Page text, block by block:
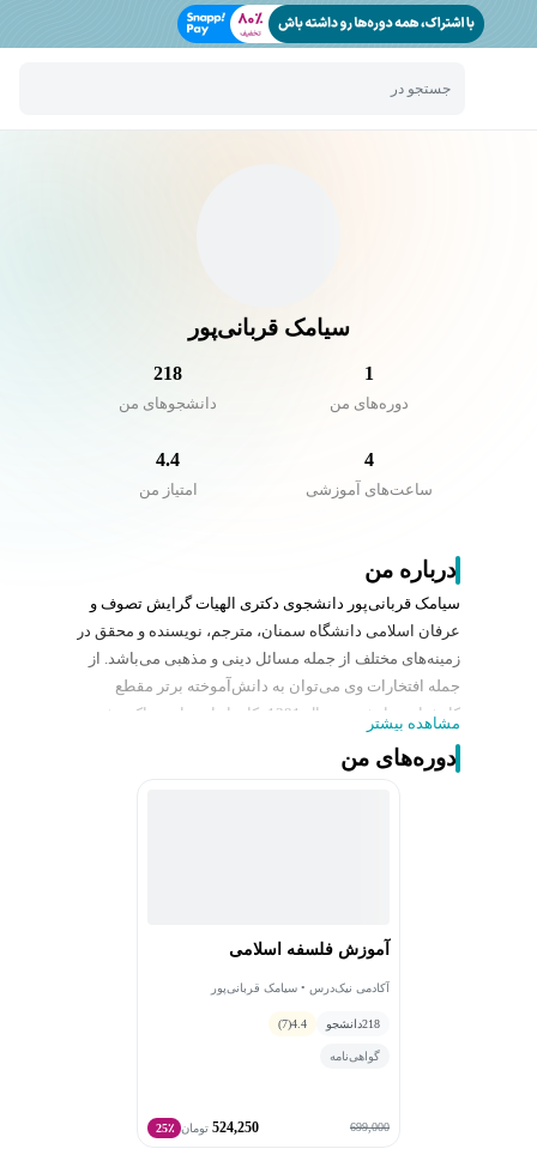
جستجو در
سیامک قربانی‌پور
1
دوره‌های من
218
دانشجو‌های من
4
ساعت‌های آموزشی
4.4
امتیاز من
درباره من
سیامک قربانی‌پور دانشجوی دکتری الهیات گرایش تصوف و
عرفان اسلامی دانشگاه سمنان، مترجم، نویسنده و محقق در
زمینه‌های مختلف از جمله مسائل دینی و مذهبی می‌باشد. از
جمله افتخارات وی می‌توان به دانش‌آموخته برتر مقطع
کارشناسی ارشد در سال 1391، کار با واحدهای مراکز رشد
علم و فناوری در استان‌های مختلف، دارا بودن چندین مقاله و
کتاب در خصوص ادیان و همچنین دریافت لوح‌های تقدیر متعدد
مشاهده بیشتر
دوره‌های من
آموزش فلسفه اسلامی
آکادمی نیک‌درس • سیامک قربانی‌پور
218دانشجو 4.4
(7)
گواهی‌نامه
699,000
524,250 تومان 25٪